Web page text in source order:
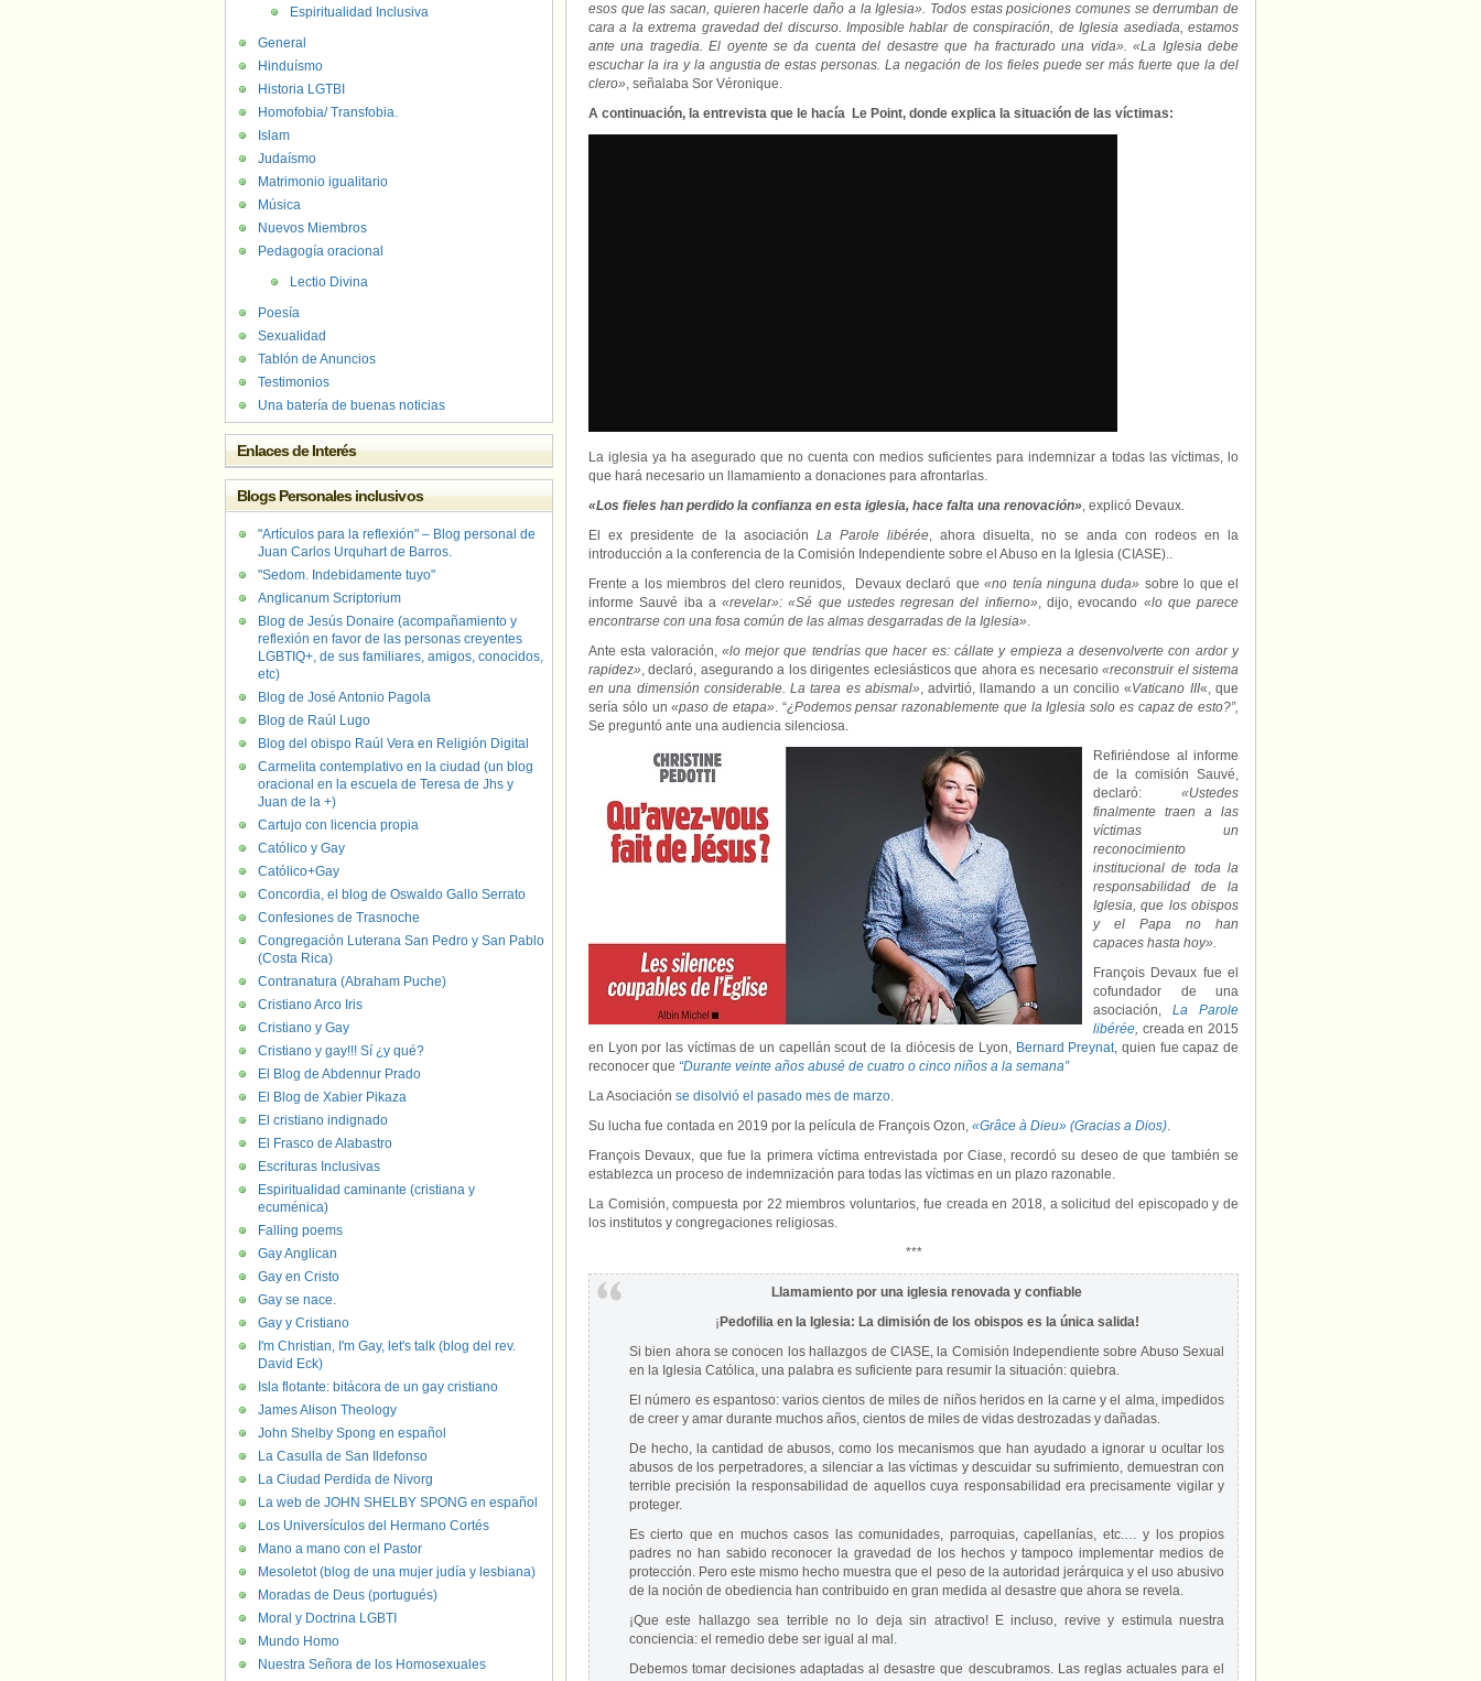
esos que las sacan, quieren hacerle daño a la Iglesia». Todos estas posiciones comunes se derrumban de
cara a la extrema gravedad del discurso. Imposible hablar de conspiración, de Iglesia asediada, estamos
ante una tragedia. El oyente se da cuenta del desastre que ha fracturado una vida». «La Iglesia debe
escuchar la ira y la angustia de estas personas. La negación de los fieles puede ser más fuerte que la del
clero», señalaba Sor Véronique.
A continuación, la entrevista que le hacía Le Point, donde explica la situación de las víctimas:
La iglesia ya ha asegurado que no cuenta con medios suficientes para indemnizar a todas las víctimas, lo
que hará necesario un llamamiento a donaciones para afrontarlas.
«Los fieles han perdido la confianza en esta iglesia, hace falta una renovación», explicó Devaux.
El ex presidente de la asociación La Parole libérée, ahora disuelta, no se anda con rodeos en la
introducción a la conferencia de la Comisión Independiente sobre el Abuso en la Iglesia (CIASE)..
Frente a los miembros del clero reunidos, Devaux declaró que«no tenía ninguna duda» sobre lo que el
informe Sauvé iba a«revelar»: «Sé que ustedes regresan del infierno», dijo, evocando «lo que parece
encontrarse con una fosa común de las almas desgarradas de la Iglesia».
Ante esta valoración, «lo mejor que tendrías que hacer es: cállate y empieza a desenvolverte con ardor y
rapidez», declaró, asegurando a los dirigentes eclesiásticos que ahora es necesario«reconstruir el sistema
en una dimensión considerable. La tarea es abismal», advirtió, llamando a un concilio «Vaticano III«, que
sería sólo un«paso de etapa». “¿Podemos pensar razonablemente que la Iglesia solo es capaz de esto?”,
Se preguntó ante una audiencia silenciosa.
Refiriéndose al informe
de la comisión Sauvé,
declaró: «Ustedes
finalmente traen a las
víctimas un
reconocimiento
institucional de toda la
responsabilidad de la
Iglesia, que los obispos
y el Papa no han
capaces hasta hoy».
François Devaux fue el
cofundador de una
asociación, La Parole
libérée, creada en 2015
en Lyon por las víctimas de un capellán scout de la diócesis de Lyon, Bernard Preynat, quien fue capaz de
reconocer que “Durante veinte años abusé de cuatro o cinco niños a la semana”
La Asociación se disolvió el pasado mes de marzo.
Su lucha fue contada en 2019 por la película de François Ozon, «Grâce à Dieu» (Gracias a Dios).
François Devaux, que fue la primera víctima entrevistada por Ciase, recordó su deseo de que también se
establezca un proceso de indemnización para todas las víctimas en un plazo razonable.
La Comisión, compuesta por 22 miembros voluntarios, fue creada en 2018, a solicitud del episcopado y de
los institutos y congregaciones religiosas.
***
Llamamiento por una iglesia renovada y confiable
¡ Pedofilia en la Iglesia: La dimisión de los obispos es la única salida!
Si bien ahora se conocen los hallazgos de CIASE, la Comisión Independiente sobre Abuso Sexual
en la Iglesia Católica, una palabra es suficiente para resumir la situación: quiebra.
El número es espantoso: varios cientos de miles de niños heridos en la carne y el alma, impedidos
de creer y amar durante muchos años, cientos de miles de vidas destrozadas y dañadas.
De hecho, la cantidad de abusos, como los mecanismos que han ayudado a ignorar u ocultar los
abusos de los perpetradores, a silenciar a las víctimas y descuidar su sufrimiento, demuestran con
terrible precisión la responsabilidad de aquellos cuya responsabilidad era precisamente vigilar y
proteger.
Es cierto que en muchos casos las comunidades, parroquias, capellanías, etc.… y los propios
padres no han sabido reconocer la gravedad de los hechos y tampoco implementar medios de
protección. Pero este mismo hecho muestra que el peso de la autoridad jerárquica y el uso abusivo
de la noción de obediencia han contribuido en gran medida al desastre que ahora se revela.
¡Que este hallazgo sea terrible no lo deja sin atractivo! E incluso, revive y estimula nuestra
conciencia: el remedio debe ser igual al mal.
Debemos tomar decisiones adaptadas al desastre que descubramos. Las reglas actuales para el
Espiritualidad Inclusiva
General
Hinduísmo
Historia LGTBI
Homofobia/ Transfobia.
Islam
Judaísmo
Matrimonio igualitario
Música
Nuevos Miembros
Pedagogía oracional
Lectio Divina
Poesía
Sexualidad
Tablón de Anuncios
Testimonios
Una batería de buenas noticias
Enlaces de Interés
Blogs Personales inclusivos
"Artículos para la reflexión" – Blog personal de
Juan Carlos Urquhart de Barros.
"Sedom. Indebidamente tuyo"
Anglicanum Scriptorium
Blog de Jesús Donaire (acompañamiento y
reflexión en favor de las personas creyentes
LGBTIQ+, de sus familiares, amigos, conocidos,
etc)
Blog de José Antonio Pagola
Blog de Raúl Lugo
Blog del obispo Raúl Vera en Religión Digital
Carmelita contemplativo en la ciudad (un blog
oracional en la escuela de Teresa de Jhs y
Juan de la +)
Cartujo con licencia propia
Católico y Gay
Católico+Gay
Concordia, el blog de Oswaldo Gallo Serrato
Confesiones de Trasnoche
Congregación Luterana San Pedro y San Pablo
(Costa Rica)
Contranatura (Abraham Puche)
Cristiano Arco Iris
Cristiano y Gay
Cristiano y gay!!! Sí ¿y qué?
El Blog de Abdennur Prado
El Blog de Xabier Pikaza
El cristiano indignado
El Frasco de Alabastro
Escrituras Inclusivas
Espiritualidad caminante (cristiana y
ecuménica)
Falling poems
Gay Anglican
Gay en Cristo
Gay se nace.
Gay y Cristiano
I'm Christian, I'm Gay, let's talk (blog del rev.
David Eck)
Isla flotante: bitácora de un gay cristiano
James Alison Theology
John Shelby Spong en español
La Casulla de San Ildefonso
La Ciudad Perdida de Nivorg
La web de JOHN SHELBY SPONG en español
Los Universículos del Hermano Cortés
Mano a mano con el Pastor
Mesoletot (blog de una mujer judía y lesbiana)
Moradas de Deus (portugués)
Moral y Doctrina LGBTI
Mundo Homo
Nuestra Señora de los Homosexuales